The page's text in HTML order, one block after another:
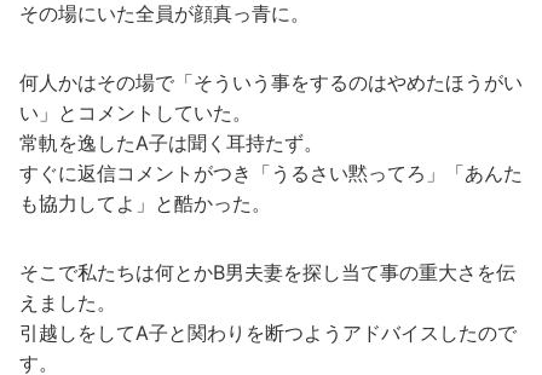
その場にいた全員が顔真っ青に。
何人かはその場で「そういう事をするのはやめたほうがい
い」とコメントしていた。
常軌を逸したA子は聞く耳持たず。
すぐに返信コメントがつき「うるさい黙ってろ」「あんた
も協力してよ」と酷かった。
そこで私たちは何とかB男夫妻を探し当て事の重大さを伝
えました。
引越しをしてA子と関わりを断つようアドバイスしたので
す。